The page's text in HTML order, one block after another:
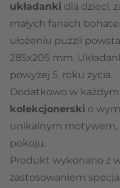
układanki dla dzieci,
małych fanach
ułożeniu puzzli
285x205 mm.
powyżej 5. roku życia.
Dodatkowo w
kolekcjonerski o
unikalnym motywem,
pokoju.
Produkt wykonano z
zastosowaniem